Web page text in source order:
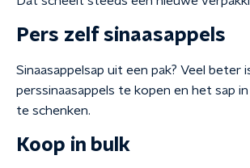
Pers zelf sinaasappels
Sinaasappelsap uit een pak? Veel beter
perssinaasappels te kopen en het sap
te schenken.
Koop in bulk